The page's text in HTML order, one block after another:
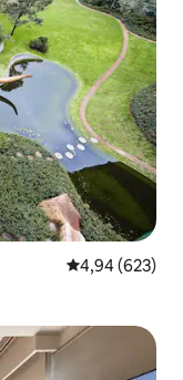
Gemiddelde
4,94 (623)